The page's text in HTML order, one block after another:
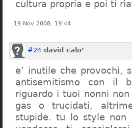
cultura propria e poi ti
19 Nov 2008, 19:44
#24 david calo’
e’ inutile che provochi,
antisemitismo con il
riguardo i tuoi nonni
gas o trucidati,
stupide. tu lo style non